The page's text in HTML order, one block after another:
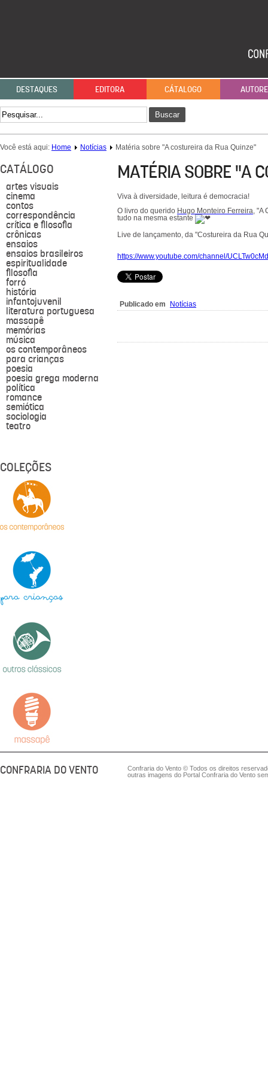
DESTAQUES EDITORA CÁTALOGO
Buscar
Você está aqui: Home Notícias Matéria sobre "A costureira da Rua Quinze"
CATÁLOGO
artes visuais
cinema
contos
correspondência
crítica e filosofia
crônicas
ensaios
ensaios brasileiros
espiritualidade
filosofia
forró
história
infantojuvenil
literatura portuguesa
massapê
memórias
música
os contemporâneos
para crianças
poesia
poesia grega moderna
política
romance
semiótica
sociologia
teatro
COLEÇÕES
MATÉRIA SOBRE "A
Viva à diversidade, leitura é democracia!
O livro do querido Hugo Monteiro Ferreira, "A
tudo na mesma estante
Live de lançamento, da "Costureira da Rua
https://www.youtube.com/channel/
Publicado em Notícias
CONFRARIA DO VENTO
Confraria do Vento © Todos os direitos
outras imagens do Portal Confraria do Vento